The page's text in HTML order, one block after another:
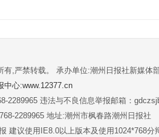
有,严禁转载。 承办单位:潮州日报社新媒体
中心:www.12377.cn
2289965 违法与不良信息举报邮箱：
2289965 地址:潮州市枫春路潮州日报社
建议使用IE8.0以上版本及使用1024*768分